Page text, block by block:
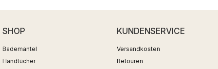
SHOP
Bademäntel
Handtücher
KUNDENSERVICE
Versandkosten
Retouren